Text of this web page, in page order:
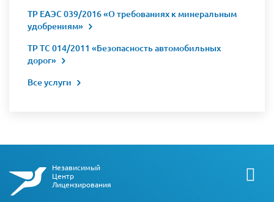
ТР ЕАЭС 039/2016 «О требованиях к минеральным
удобрениям»
ТР ТС 014/2011 «Безопасность автомобильных
дорог»
Все услуги
Независимый
Центр
Лицензирования